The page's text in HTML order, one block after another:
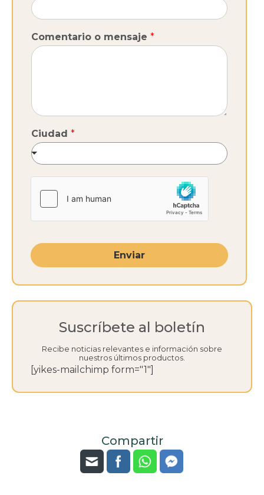
Comentario o mensaje *
Ciudad *
Enviar
Suscríbete al boletín
Recibe noticias relevantes e información sobre
nuestros últimos productos.
[yikes-mailchimp form="1"]
Compartir